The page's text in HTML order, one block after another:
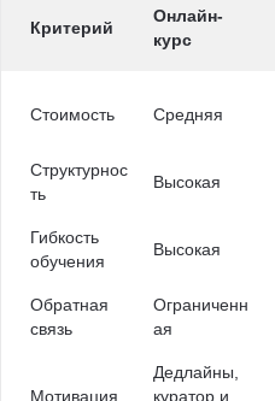
Критерий
Онлайн-
курс
Стоимость Средняя
Структурнос
ть
Высокая
Гибкость
обучения
Высокая
Обратная
связь
Ограниченн
ая
Мотивация
Дедлайны,
куратор и